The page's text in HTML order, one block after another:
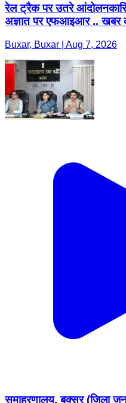
रेल ट्रैक पर उतरे
अज्ञात पर एफआइआर .. खबर
Buxar, Buxar | Aug 7, 2026
समाहरणालय, बक्सर (जिला जन